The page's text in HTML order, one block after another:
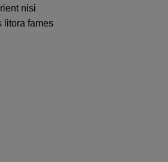
nisi
litora fames